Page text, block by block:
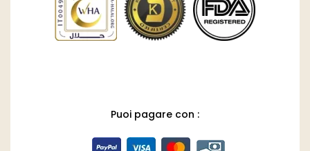
Puoi pagare con :